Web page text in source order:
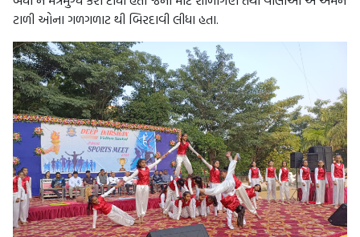
ટાળી ઓના ગળગળાટ થી બિરદાવી લીધા હતા.